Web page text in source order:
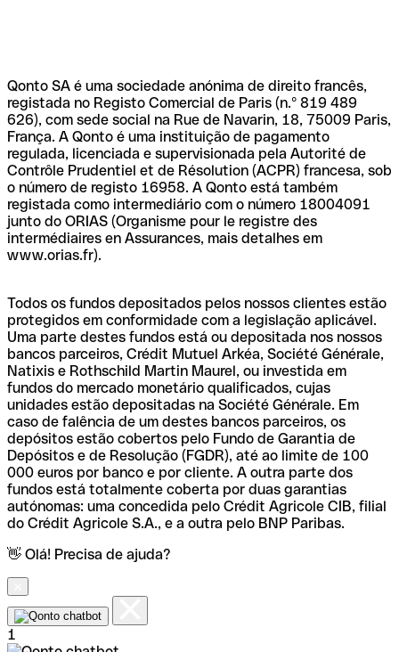
Qonto SA é uma sociedade anónima de direito francês,
registada no Registo Comercial de Paris (n.º 819 489
626), com sede social na Rue de Navarin, 18, 75009 Paris,
França. A Qonto é uma instituição de pagamento
regulada, licenciada e supervisionada pela Autorité de
Contrôle Prudentiel et de Résolution (ACPR) francesa, sob
o número de registo 16958. A Qonto está também
registada como intermediário com o número 18004091
junto do ORIAS (Organisme pour le registre des
intermédiaires en Assurances, mais detalhes em
www.orias.fr).
Todos os fundos depositados pelos nossos clientes estão
protegidos em conformidade com a legislação aplicável.
Uma parte destes fundos está ou depositada nos nossos
bancos parceiros, Crédit Mutuel Arkéa, Société Générale,
Natixis e Rothschild Martin Maurel, ou investida em
fundos do mercado monetário qualificados, cujas
unidades estão depositadas na Société Générale. Em
caso de falência de um destes bancos parceiros, os
depósitos estão cobertos pelo Fundo de Garantia de
Depósitos e de Resolução (FGDR), até ao limite de 100
000 euros por banco e por cliente. A outra parte dos
fundos está totalmente coberta por duas garantias
autónomas: uma concedida pelo Crédit Agricole CIB, filial
do Crédit Agricole S.A., e a outra pelo BNP Paribas.
👋 Olá! Precisa de ajuda?
1